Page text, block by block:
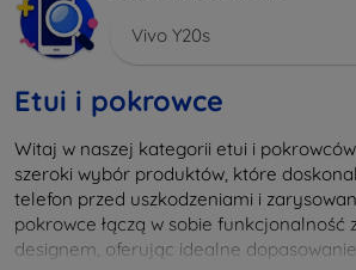
Vivo Y20s
Etui i pokrowce
Witaj w naszej kategorii etui i
szeroki wybór produktów, które
telefon przed uszkodzeniami i
pokrowce łączą w sobie funkcjonalność
designem, oferując idealne